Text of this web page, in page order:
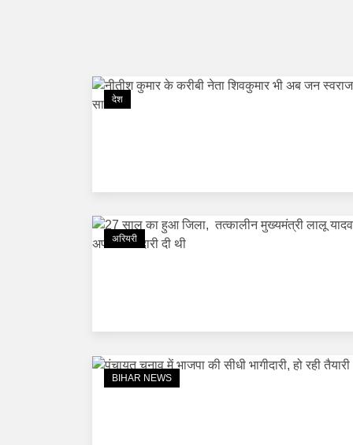
देश
अरियरी
BIHAR NEWS